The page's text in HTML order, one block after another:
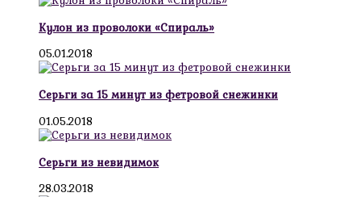
Кулон из проволоки «Спираль»
05.01.2018
Серьги за 15 минут из фетровой снежинки
01.05.2018
Серьги из невидимок
28.03.2018